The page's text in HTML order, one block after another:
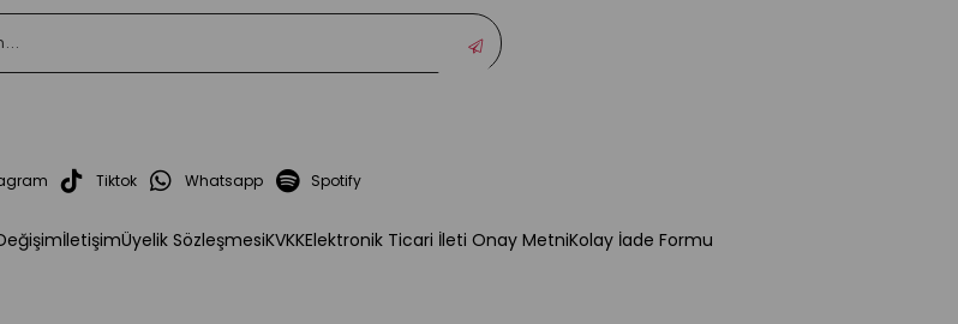
Tiktok Whatsapp Spotify
İletişimÜyelik SözleşmesiKVKKElektronik Ticari İleti Onay MetniKolay İade Formu